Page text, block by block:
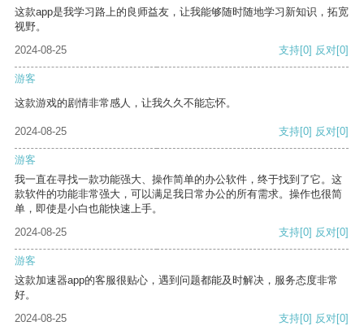
这款app是我学习路上的良师益友，让我能够随时随地学习新知识，拓宽
视野。
2024-08-25
支持[0] 反对[0]
游客
这款游戏的剧情非常感人，让我久久不能忘怀。
2024-08-25 支持[0] 反对[0]
游客
我一直在寻找一款功能强大、操作简单的办公软件，终于找到了它。这
款软件的功能非常强大，可以满足我日常办公的所有需求。操作也很简
单，即使是小白也能快速上手。
2024-08-25
支持[0] 反对[0]
游客
这款加速器app的客服很贴心，遇到问题都能及时解决，服务态度非常
好。
2024-08-25
支持[0] 反对[0]